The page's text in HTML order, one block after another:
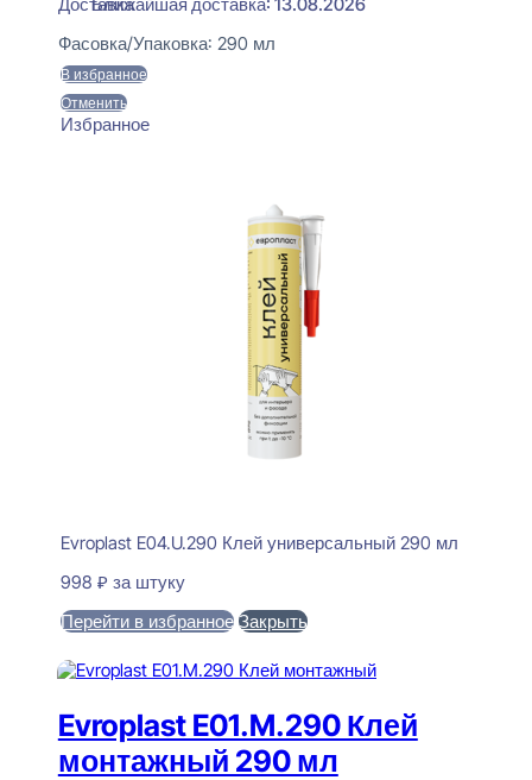
Ближайшая доставка: 13.08.2026
Фасовка/Упаковка: 290 мл
В избранное
Отменить
Избранное
Evroplast E04.U.290 Клей универсальный 290 мл
998 ₽ за штуку
Перейти в избранное Закрыть
Evroplast E01.M.290 Клей
монтажный 290 мл